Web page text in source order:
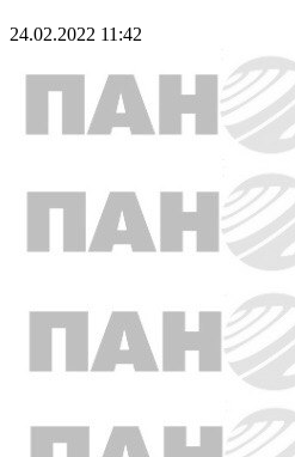
24.02.2022 11:42